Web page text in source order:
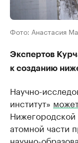
Фото: Анастасия
Экспертов
к созданию
Научно-
институт»
Нижегородской
атомной части
научно-